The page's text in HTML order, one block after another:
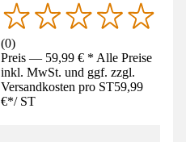
(0)
Preis — 59,99 € * Alle Preise
inkl. MwSt. und ggf. zzgl.
Versandkosten pro ST59,99
€*/ ST